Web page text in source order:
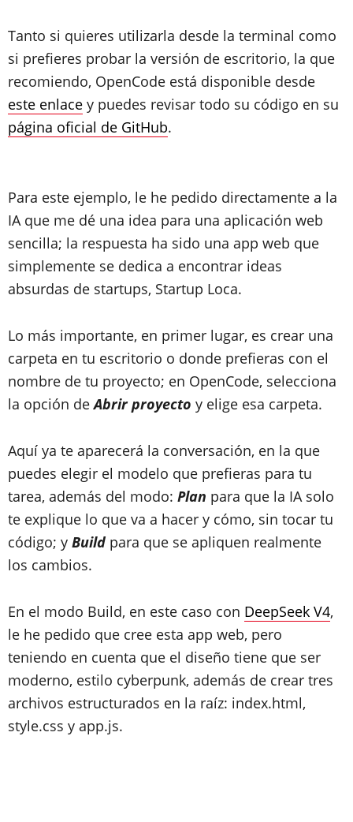
Tanto si quieres utilizarla desde la terminal como
si prefieres probar la versión de escritorio, la que
recomiendo, OpenCode está disponible desde
este enlace y puedes revisar todo su código en su
página oficial de GitHub.
Para este ejemplo, le he pedido directamente a la
IA que me dé una idea para una aplicación web
sencilla; la respuesta ha sido una app web que
simplemente se dedica a encontrar ideas
absurdas de startups, Startup Loca.
Lo más importante, en primer lugar, es crear una
carpeta en tu escritorio o donde prefieras con el
nombre de tu proyecto; en OpenCode, selecciona
la opción deAbrir proyecto y elige esa carpeta.
Aquí ya te aparecerá la conversación, en la que
puedes elegir el modelo que prefieras para tu
tarea, además del modo: Plan para que la IA solo
te explique lo que va a hacer y cómo, sin tocar tu
código; y Build para que se apliquen realmente
los cambios.
En el modo Build, en este caso con DeepSeek V4,
le he pedido que cree esta app web, pero
teniendo en cuenta que el diseño tiene que ser
moderno, estilo cyberpunk, además de crear tres
archivos estructurados en la raíz: index.html,
style.css y app.js.